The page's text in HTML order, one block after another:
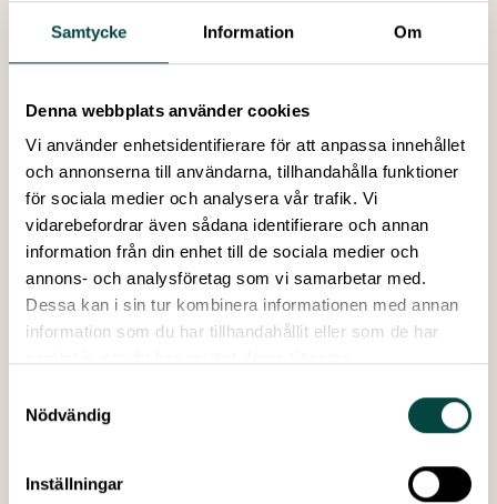
Samtycke Information Om
Denna webbplats använder cookies
Vi använder enhetsidentifierare för att anpassa innehållet
och annonserna till användarna, tillhandahålla funktioner
för sociala medier och analysera vår trafik. Vi
vidarebefordrar även sådana identifierare och annan
information från din enhet till de sociala medier och
annons- och analysföretag som vi samarbetar med.
Dessa kan i sin tur kombinera informationen med annan
information som du har tillhandahållit eller som de har
Nödvändig
Inställningar
Vilka lever i jorden?
Aktivitet:Observation av markliv i mikroskop:
Syfte:Att uppmärksamma den biologiska mångfalden i
jorden och förstå organismernas roll i nedbrytning och
näringscykler.
Vad man kan förvänta sig:Besökare tittar på levande
eller preparerade prover och diskuterar vad
jordorganismer gör.
Målgrupp
Familjer/allmänhet
Praktisk information
Datum:Lördagen 27 september 2025
Plats:Alnarps Agroecology Farm
Det kommer finnas möjlighet att köpa pizza
samt grönsaker odlade på farmen